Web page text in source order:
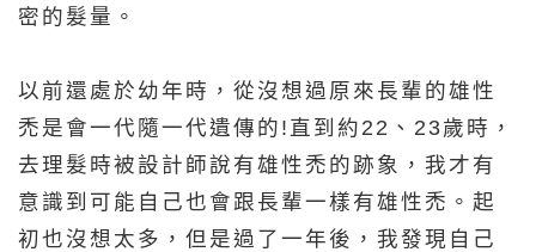
密的髮量。
以前還處於幼年時，從沒想過原來長輩的雄性
禿是會一代隨一代遺傳的!直到約22、23歲時，
去理髮時被設計師說有雄性禿的跡象，我才有
意識到可能自己也會跟長輩一樣有雄性禿。起
初也沒想太多，但是過了一年後，我發現自己